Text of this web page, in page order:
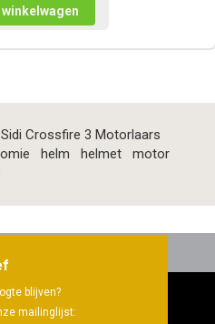
Sidi Crossfire 3 Motorlaars
helm helmet
motor
blijven?
mailinglijst: